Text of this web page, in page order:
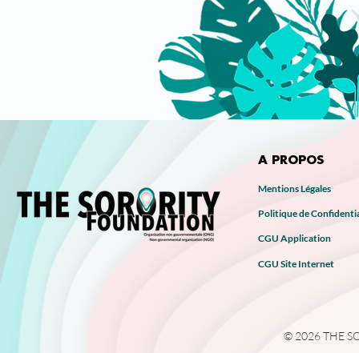
A PROPOS
Mentions Légales
Politique de
CGU Application
CGU Site Internet
© 2026 THE